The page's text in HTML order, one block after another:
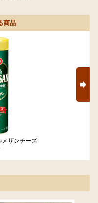
商品
メザンチーズ